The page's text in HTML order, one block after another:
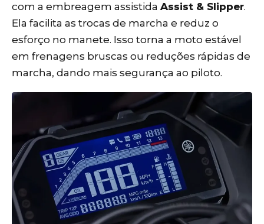
com a embreagem assistida Assist & Slipper.
Ela facilita as trocas de marcha e reduz o
esforço no manete. Isso torna a moto estável
em frenagens bruscas ou reduções rápidas de
marcha, dando mais segurança ao piloto.